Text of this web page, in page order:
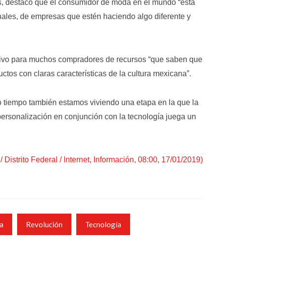
que el consumidor de moda en el mundo “está
de empresas que estén haciendo algo diferente y
para muchos compradores de recursos “que saben que
con claras características de la cultura mexicana”.
también estamos viviendo una etapa en la que la
en conjunción con la tecnología juega un
Distrito Federal / Internet, Información, 08:00, 17/01/2019)
Revolución Tecnología